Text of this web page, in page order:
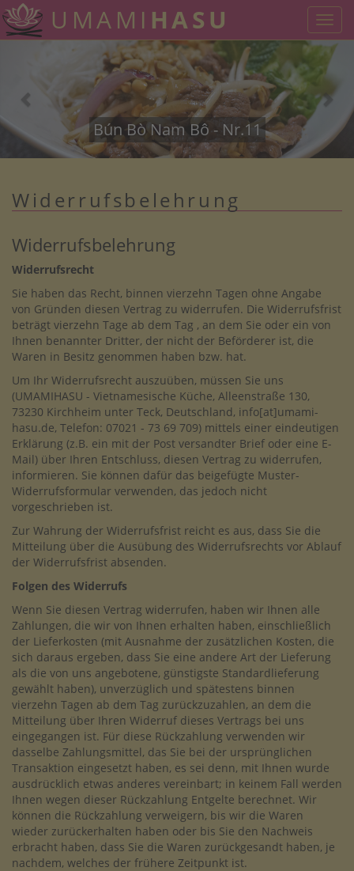
UMAMI HASU
Bún Bò Nam Bô - Nr.11
Homemade Lychee Limo - Nr.17
Widerrufsbelehrung
Widerrufsbelehrung
Widerrufsrecht
Sie haben das Recht, binnen vierzehn Tagen ohne Angabe
von Gründen diesen Vertrag zu widerrufen. Die Widerrufsfrist
beträgt vierzehn Tage ab dem Tag , an dem Sie oder ein von
Ihnen benannter Dritter, der nicht der Beförderer ist, die
Waren in Besitz genommen haben bzw. hat.
Um Ihr Widerrufsrecht auszuüben, müssen Sie uns
(UMAMIHASU - Vietnamesische Küche, Alleenstraße 130,
73230 Kirchheim unter Teck, Deutschland, info[at]umami-
hasu.de, Telefon: 07021 - 73 69 709) mittels einer eindeutigen
Erklärung (z.B. ein mit der Post versandter Brief oder eine E-
Mail) über Ihren Entschluss, diesen Vertrag zu widerrufen,
informieren. Sie können dafür das beigefügte Muster-
Widerrufsformular verwenden, das jedoch nicht
vorgeschrieben ist.
Zur Wahrung der Widerrufsfrist reicht es aus, dass Sie die
Mitteilung über die Ausübung des Widerrufsrechts vor Ablauf
der Widerrufsfrist absenden.
Folgen des Widerrufs
Wenn Sie diesen Vertrag widerrufen, haben wir Ihnen alle
Zahlungen, die wir von Ihnen erhalten haben, einschließlich
der Lieferkosten (mit Ausnahme der zusätzlichen Kosten, die
sich daraus ergeben, dass Sie eine andere Art der Lieferung
als die von uns angebotene, günstigste Standardlieferung
gewählt haben), unverzüglich und spätestens binnen
vierzehn Tagen ab dem Tag zurückzuzahlen, an dem die
Mitteilung über Ihren Widerruf dieses Vertrags bei uns
eingegangen ist. Für diese Rückzahlung verwenden wir
dasselbe Zahlungsmittel, das Sie bei der ursprünglichen
Transaktion eingesetzt haben, es sei denn, mit Ihnen wurde
ausdrücklich etwas anderes vereinbart; in keinem Fall werden
Ihnen wegen dieser Rückzahlung Entgelte berechnet. Wir
können die Rückzahlung verweigern, bis wir die Waren
wieder zurückerhalten haben oder bis Sie den Nachweis
erbracht haben, dass Sie die Waren zurückgesandt haben, je
nachdem, welches der frühere Zeitpunkt ist.